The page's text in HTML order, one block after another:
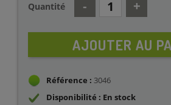
Quantité
AJOUTER AU
Référence : 3046
Disponibilité : En stock